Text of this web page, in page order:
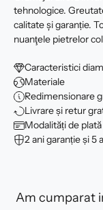
tehnologice.
calitate şi garanție.
nuanţele pietrelor
Caracteristici
Materiale
Redimensionare
Livrare și retur
Modalități de plată
2 ani garanție și 5
Am cumparat